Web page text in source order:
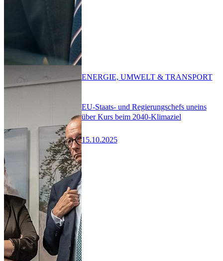
EU-Staats- und Regierungschefs uneins
über Kurs beim 2040-Klimaziel
15.10.2025
ENERGIE, UMWELT & TRANSPORT